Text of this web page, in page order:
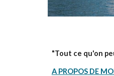
"Tout ce qu'on
A PROPOS DE